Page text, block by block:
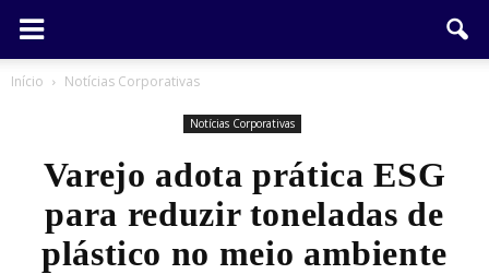
Início Notícias Corporativas
Notícias Corporativas
Varejo adota prática ESG
para reduzir toneladas de
plástico no meio ambiente